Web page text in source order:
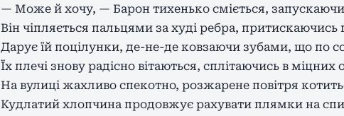
— Може й хочу, — Барон тихенько сміється,
Він чіпляється пальцями за худі ребра,
Дарує їй поцілунки, де-не-де ковзаючи зубами, що по
Їх плечі знову радісно вітаються, сплітаючись в міцних
На вулиці жахливо спекотно, розжарене повітря
Кудлатий хлопчина продовжує рахувати плямки на